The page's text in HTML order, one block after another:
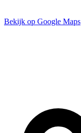
Bekijk op Google Maps